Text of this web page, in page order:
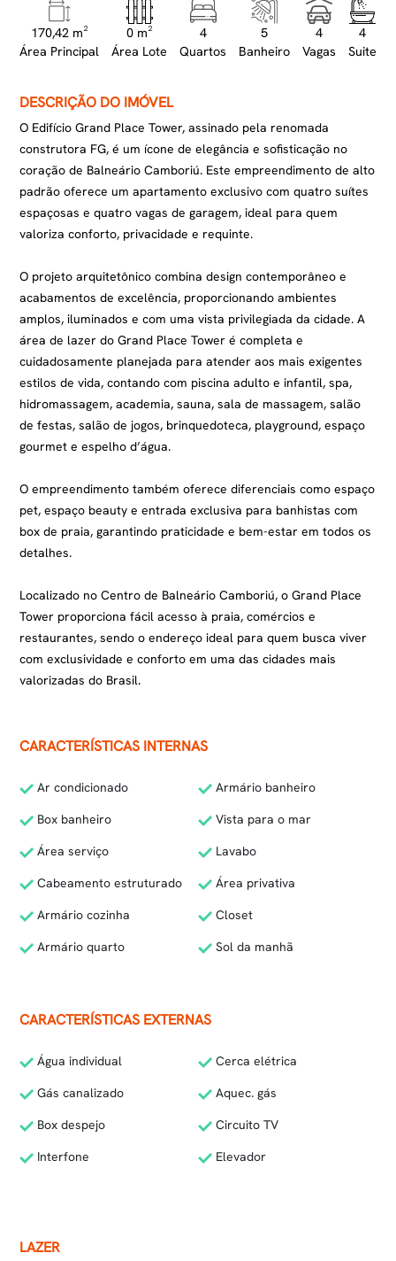
170,42 m²
Área Principal
0 m²
Área Lote
4
Quartos
5
Banheiro
4
Vagas
4
Suite
DESCRIÇÃO DO IMÓVEL
O Edifício Grand Place Tower, assinado pela renomada
construtora FG, é um ícone de elegância e sofisticação no
coração de Balneário Camboriú. Este empreendimento de alto
padrão oferece um apartamento exclusivo com quatro suítes
espaçosas e quatro vagas de garagem, ideal para quem
valoriza conforto, privacidade e requinte.
O projeto arquitetônico combina design contemporâneo e
acabamentos de excelência, proporcionando ambientes
amplos, iluminados e com uma vista privilegiada da cidade. A
área de lazer do Grand Place Tower é completa e
cuidadosamente planejada para atender aos mais exigentes
estilos de vida, contando com piscina adulto e infantil, spa,
hidromassagem, academia, sauna, sala de massagem, salão
de festas, salão de jogos, brinquedoteca, playground, espaço
gourmet e espelho d’água.
O empreendimento também oferece diferenciais como espaço
pet, espaço beauty e entrada exclusiva para banhistas com
box de praia, garantindo praticidade e bem-estar em todos os
detalhes.
Localizado no Centro de Balneário Camboriú, o Grand Place
Tower proporciona fácil acesso à praia, comércios e
restaurantes, sendo o endereço ideal para quem busca viver
com exclusividade e conforto em uma das cidades mais
valorizadas do Brasil.
CARACTERÍSTICAS INTERNAS
Ar condicionado
Armário banheiro
Box banheiro
Vista para o mar
Área serviço
Lavabo
Cabeamento estruturado
Área privativa
Armário cozinha
Closet
Armário quarto
Sol da manhã
CARACTERÍSTICAS EXTERNAS
Água individual
Cerca elétrica
Gás canalizado
Aquec. gás
Box despejo
Circuito TV
Interfone
Elevador
LAZER